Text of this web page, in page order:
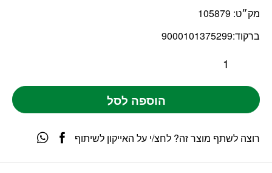
מק״ט: 105879
ברקוד:9000101375299
הוספה לסל
רוצה לשתף מוצר זה? לחצ/י על האייקון לשיתוף